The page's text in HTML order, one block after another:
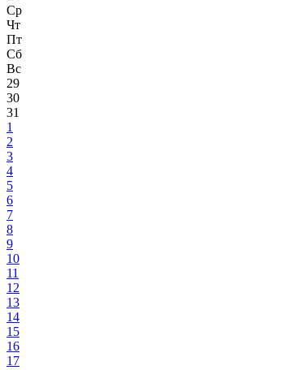
Ср
Чт
Пт
Сб
Вс
29
30
31
1
2
3
4
5
6
7
8
9
10
11
12
13
14
15
16
17